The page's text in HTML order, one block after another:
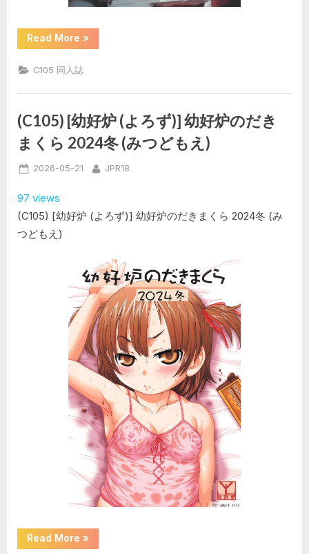
Read More “(C105)
[八
萬
堂
世
の
隅々
で”
»
C105 同人誌
(C105) [幼好炉 (よろず)] 幼好炉のだき
まくら 2024冬 (みつどもえ)
Posted
2026-05-21 By
JPR18
97 views
(C105) [幼好炉 (よろず)] 幼好炉のだきまくら 2024冬 (み
つどもえ)
Read More “(C105)
[幼
»